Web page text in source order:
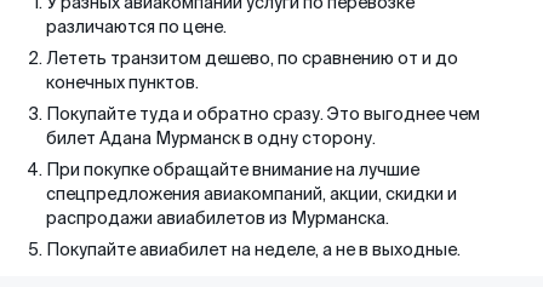
различаются по цене.
Лететь транзитом дешево, по сравнению от и до
конечных пунктов.
Покупайте туда и обратно сразу. Это выгоднее чем
билет Адана Мурманск в одну сторону.
При покупке обращайте внимание на лучшие
спецпредложения авиакомпаний, акции, скидки и
распродажи авиабилетов из Мурманска.
Покупайте авиабилет на неделе, а не в выходные.